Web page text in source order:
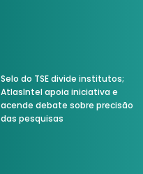
Selo do TSE divide institutos;
AtlasIntel apoia iniciativa e
acende debate sobre precisão
das pesquisas